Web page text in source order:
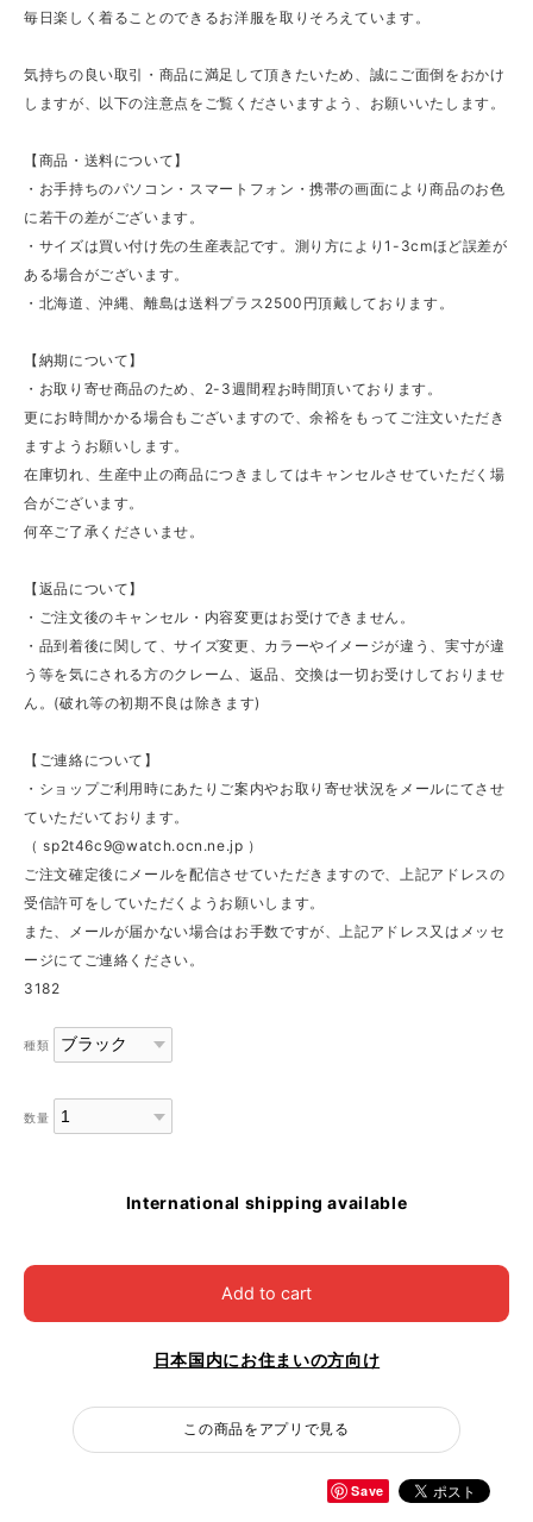
毎日楽しく着ることのできるお洋服を取りそろえています。
気持ちの良い取引・商品に満足して頂きたいため、誠にご面倒をおかけ
しますが、以下の注意点をご覧くださいますよう、お願いいたします。
【商品・送料について】
・お手持ちのパソコン・スマートフォン・携帯の画面により商品のお色
に若干の差がございます。
・サイズは買い付け先の生産表記です。測り方により1-3cmほど誤差が
ある場合がございます。
・北海道、沖縄、離島は送料プラス2500円頂戴しております。
【納期について】
・お取り寄せ商品のため、2-3週間程お時間頂いております。
更にお時間かかる場合もございますので、余裕をもってご注文いただき
ますようお願いします。
在庫切れ、生産中止の商品につきましてはキャンセルさせていただく場
合がございます。
何卒ご了承くださいませ。
【返品について】
・ご注文後のキャンセル・内容変更はお受けできません。
・品到着後に関して、サイズ変更、カラーやイメージが違う、実寸が違
う等を気にされる方のクレーム、返品、交換は一切お受けしておりませ
ん。(破れ等の初期不良は除きます)
【ご連絡について】
・ショップご利用時にあたりご案内やお取り寄せ状況をメールにてさせ
ていただいております。
（sp2t46c9@watch.ocn.ne.jp ）
ご注文確定後にメールを配信させていただきますので、上記アドレスの
受信許可をしていただくようお願いします。
また、メールが届かない場合はお手数ですが、上記アドレス又はメッセ
ージにてご連絡ください。
3182
種類
数量
International shipping available
Add to cart
日本国内にお住まいの方向け
この商品をアプリで見る
Save